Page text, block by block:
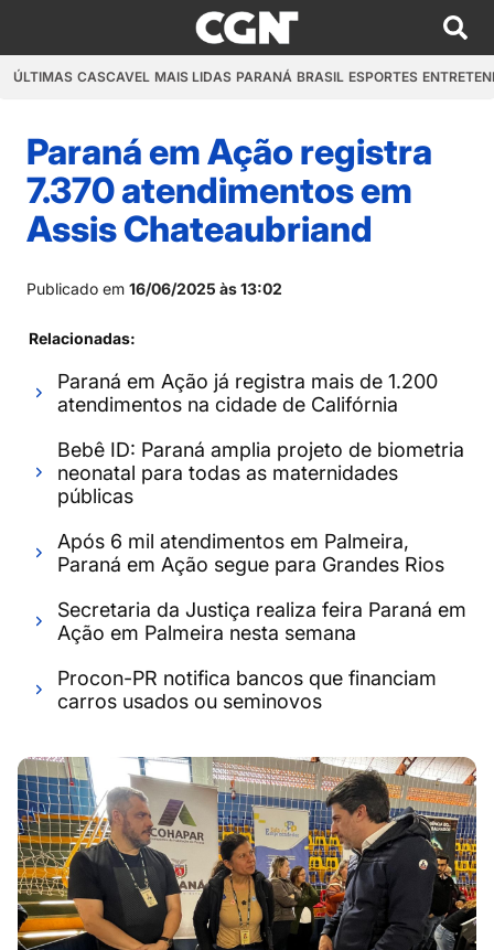
ÚLTIMAS CASCAVEL MAIS LIDAS PARANÁ BRASIL ESPORTES
Paraná em Ação registra
7.370 atendimentos em
Assis Chateaubriand
Publicado em 16/06/2025 às 13:02
Relacionadas:
Paraná em Ação já registra mais de 1.200
atendimentos na cidade de Califórnia
Bebê ID: Paraná amplia projeto de biometria
neonatal para todas as maternidades
públicas
Após 6 mil atendimentos em Palmeira,
Paraná em Ação segue para Grandes Rios
Secretaria da Justiça realiza feira Paraná em
Ação em Palmeira nesta semana
Procon-PR notifica bancos que financiam
carros usados ou seminovos